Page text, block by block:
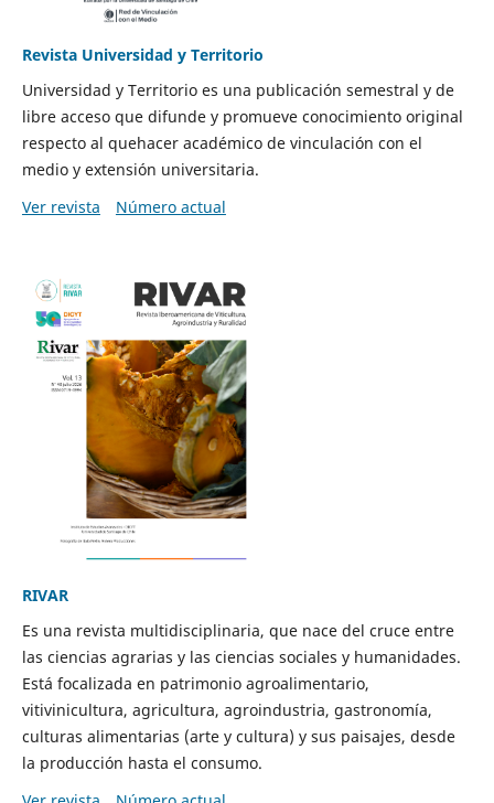
Revista Universidad y Territorio
Universidad y Territorio es una publicación semestral y de
libre acceso que difunde y promueve conocimiento original
respecto al quehacer académico de vinculación con el
medio y extensión universitaria.
Ver revista
Número actual
RIVAR
Es una revista multidisciplinaria, que nace del cruce entre
las ciencias agrarias y las ciencias sociales y humanidades.
Está focalizada en patrimonio agroalimentario,
vitivinicultura, agricultura, agroindustria, gastronomía,
culturas alimentarias (arte y cultura) y sus paisajes, desde
la producción hasta el consumo.